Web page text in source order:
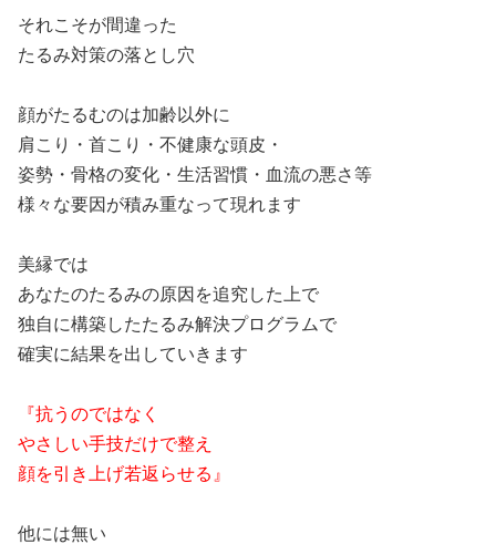
それこそが間違った
たるみ対策の落とし穴
顔がたるむのは加齢以外に
肩こり・首こり・不健康な頭皮・
姿勢・骨格の変化・生活習慣・血流の悪さ等
様々な要因が積み重なって現れます
美縁では
あなたのたるみの原因を追究した上で
独自に構築したたるみ解決プログラムで
確実に結果を出していきます
『抗うのではなく
やさしい手技だけで整え
顔を引き上げ若返らせる』
他には無い